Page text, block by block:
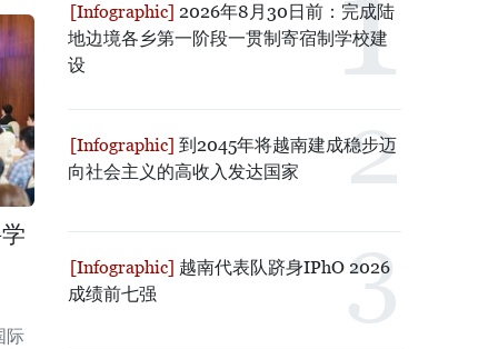
际
2026年8月30日前：完成陆
地边境各乡第一阶段一贯制寄宿制学校建
设
到2045年将越南建成稳步迈
向社会主义的高收入发达国家
越南代表队跻身IPhO 2026
成绩前七强